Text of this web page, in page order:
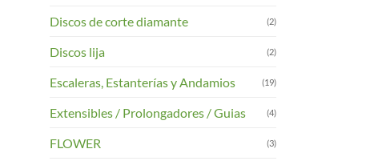
Discos de corte diamante (2)
Discos lija (2)
Escaleras, Estanterías y Andamios (19)
Extensibles / Prolongadores / Guias (4)
FLOWER (3)